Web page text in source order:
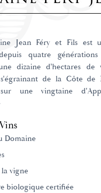
Jean Féry et Fils est
quatre
dizaine d'hectares de
s'égrainant de la Côte
une vingtaine
Domaine
vigne
biologique certifiée